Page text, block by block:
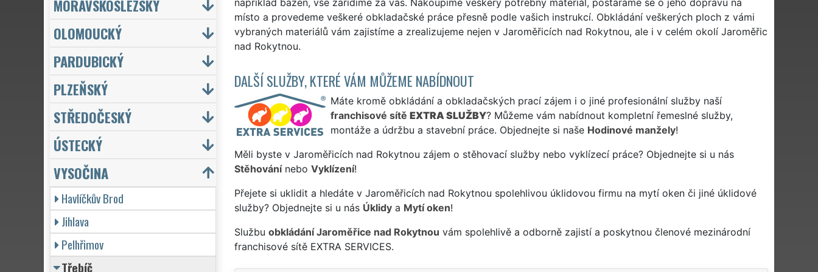
místo a provedeme veškeré obkladačské práce přesně podle vašich instrukcí. Obkládání veškerých ploch z vámi
vybraných materiálů vám zajistíme a zrealizujeme nejen v Jaroměřicích nad Rokytnou, ale i v celém okolí Jaroměřic
nad Rokytnou.
DALŠÍ SLUŽBY, KTERÉ VÁM MŮŽEME NABÍDNOUT
Máte kromě obkládání a obkladačských prací zájem i o jiné profesionální služby naší
franchisové sítě EXTRA SLUŽBY? Můžeme vám nabídnout kompletní řemeslné služby,
montáže a údržbu a stavební práce. Objednejte si naše Hodinové manžely!
Měli byste v Jaroměřicích nad Rokytnou zájem o stěhovací služby nebo vyklízecí práce? Objednejte si u nás
Stěhovánínebo Vyklízení!
Přejete si uklidit a hledáte v Jaroměřicích nad Rokytnou spolehlivou úklidovou firmu na mytí oken či jiné úklidové
služby? Objednejte si u nás Úklidya Mytí oken!
Službu obkládání Jaroměřice nad Rokytnou vám spolehlivě a odborně zajistí a poskytnou členové mezinárodní
franchisové sítě EXTRA SERVICES.
MORAVSKOSLEZSKÝ
OLOMOUCKÝ
PARDUBICKÝ
PLZEŇSKÝ
STŘEDOČESKÝ
ÚSTECKÝ
VYSOČINA
Havlíčkův Brod
Jihlava
Pelhřimov
Třebíč